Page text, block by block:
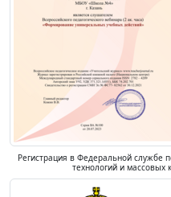
Регистрация в Федеральной службе
технологий и массовых